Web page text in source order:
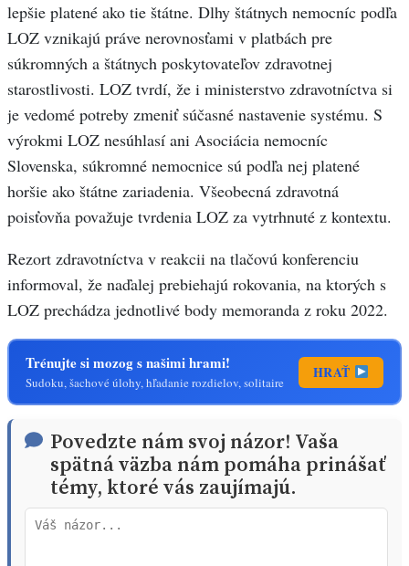
lepšie platené ako tie štátne. Dlhy štátnych nemocníc podľa
LOZ vznikajú práve nerovnosťami v platbách pre
súkromných a štátnych poskytovateľov zdravotnej
starostlivosti. LOZ tvrdí, že i ministerstvo zdravotníctva si
je vedomé potreby zmeniť súčasné nastavenie systému. S
výrokmi LOZ nesúhlasí ani Asociácia nemocníc
Slovenska, súkromné nemocnice sú podľa nej platené
horšie ako štátne zariadenia. Všeobecná zdravotná
poisťovňa považuje tvrdenia LOZ za vytrhnuté z kontextu.
Rezort zdravotníctva v reakcii na tlačovú konferenciu
informoval, že naďalej prebiehajú rokovania, na ktorých s
LOZ prechádza jednotlivé body memoranda z roku 2022.
Trénujte si mozog s našimi hrami!
Sudoku, šachové úlohy, hľadanie rozdielov, solitaire
HRAŤ
Povedzte nám svoj názor! Vaša
spätná väzba nám pomáha prinášať
témy, ktoré vás zaujímajú.